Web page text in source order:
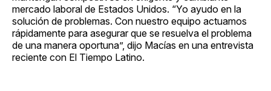
mercado laboral de Estados Unidos. “Yo ayudo en la
solución de problemas. Con nuestro equipo actuamos
rápidamente para asegurar que se resuelva el problema
de una manera oportuna”, dijo Macías en una entrevista
reciente con El Tiempo Latino.